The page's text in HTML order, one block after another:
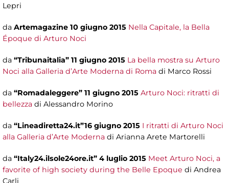
Lepri
da Artemagazine 10 giugno 2015 Nella Capitale, la Bella
Époque di Arturo Noci
da “Tribunaitalia” 11 giugno 2015 La bella mostra su Arturo
Noci alla Galleria d’Arte Moderna di Roma di Marco Rossi
da “Romadaleggere” 11 giugno 2015 Arturo Noci: ritratti di
bellezza di Alessandro Morino
da “Lineadiretta24.it”16 giugno 2015 I ritratti di Arturo Noci
alla Galleria d’Arte Moderna di Arianna Arete Martorelli
da “Italy24.ilsole24ore.it” 4 luglio 2015 Meet Arturo Noci, a
favorite of high society during the Belle Epoque di Andrea
Carli